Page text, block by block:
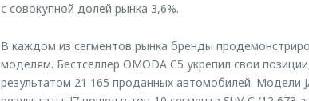
с совокупной долей рынка 3,6%.
В каждом из сегментов рынка бренды
моделям. Бестселлер OMODA C5 укрепил свои
результатом 21 165 проданных автомобилей. Модели